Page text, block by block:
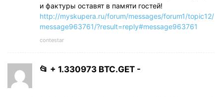
и фактуры оставят в памяти гостей!
http://myskupera.ru/forum/messages/forum1/topic12/
message963761/?result=reply#message963761
contestar
📂 + 1.330973 BTC.GET -